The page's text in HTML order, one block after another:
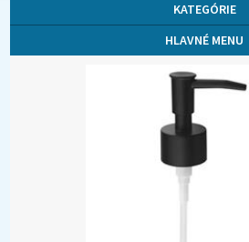
KATEGÓRIE
HLAVNÉ MENU